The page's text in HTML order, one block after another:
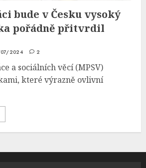
bude v Česku vysoký
pořádně přitvrdil
2024 2
a sociálních věcí (MPSV)
které výrazně ovlivní